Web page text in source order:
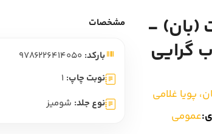
شعر کهن فارسی
شرح و تفسیر متون کهن
(بان) -
گرایی
پویا غلامی
عمومی
مشخصات
بارکد:
نوبت چاپ: 1
نوع جلد: شومیز